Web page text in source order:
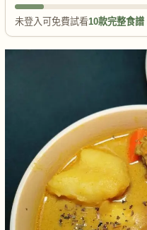
未登入可免費試看10款完整食譜